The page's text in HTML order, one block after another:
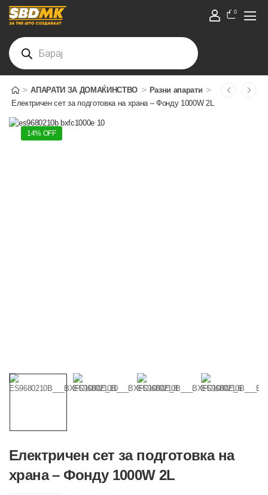
0
> АПАРАТИ ЗА ДОМАЌИНСТВО > Разни апарати >
Електричен сет за подготовка на храна – Фонду 1000W 2L
14% OFF
Електричен сет за подготовка на
храна – Фонду 1000W 2L